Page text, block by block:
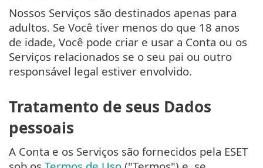
Nossos Serviços são destinados apenas para
adultos. Se Você tiver menos do que 18 anos
de idade, Você pode criar e usar a Conta ou os
Serviços relacionados se o seu pai ou outro
responsável legal estiver envolvido.
Tratamento de seus Dados
pessoais
A Conta e os Serviços são fornecidos pela ESET